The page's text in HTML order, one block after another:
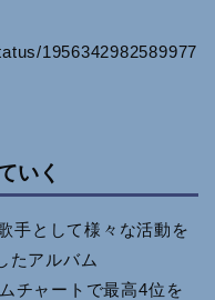
1956342982589977
いく
手として様々な活動を
たアルバム
チャートで最高4位を